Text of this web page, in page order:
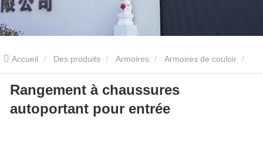
Accueil Des produits Armoires Armoires de couloir
Rangement à chaussures autoportant pour entrée
Rangement à chaussures
autoportant pour entrée